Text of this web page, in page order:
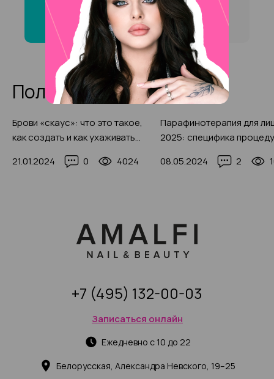
хной» на на Октябрьского
поля ?
Полезные статьи
Брови «скаус»: что это такое,
как создать и как ухаживать
21.01.2024 0 4024
Парафинотерапия для
2025: специфика
условиях
08.05.2024 2
Белорусская, Александра Невского, 19–25
Ежедневно с 10 до 22
Записаться онлайн
+7 (495) 132-00-03